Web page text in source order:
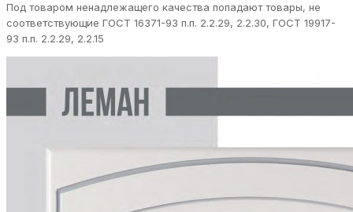
Под товаром ненадлежащего качества попадают товары, не
соответствующие ГОСТ 16371-93 п.п. 2.2.29, 2.2.30, ГОСТ 19917-
93 п.п. 2.2.29, 2.2.15